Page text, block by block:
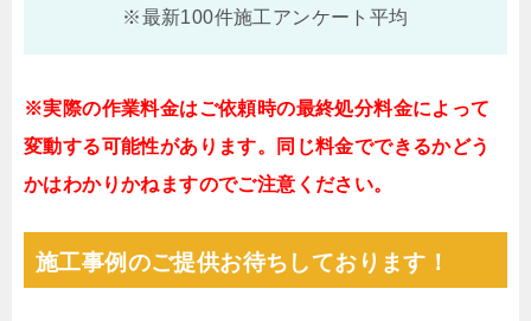
※最新100件施工アンケート平均
※実際の作業料金はご依頼時の最終処分料金によって
変動する可能性があります。同じ料金でできるかどう
かはわかりかねますのでご注意ください。
施工事例のご提供お待ちしております！